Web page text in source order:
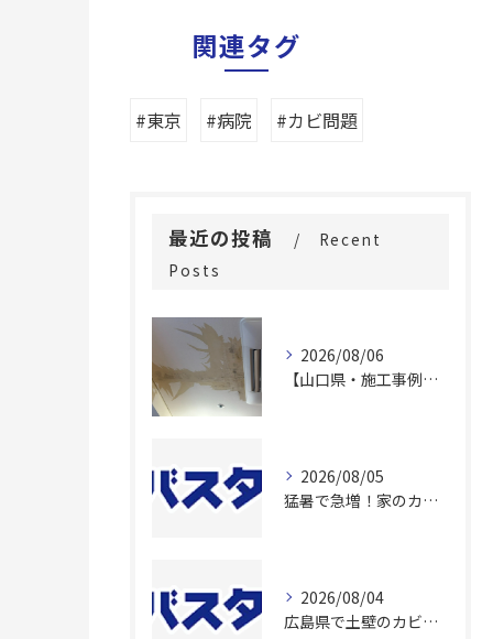
関連タグ
#東京 #病院 #カビ問題
最近の投稿
Recent
Posts
2026/08/06
【山口県・施工事例】老人ホームの内部結露カビを「壊さず除去」！費用と入居者負担を大幅に抑える除カビ工法とは？
2026/08/05
猛暑で急増！家のカビ発生場所とは
2026/08/04
広島県で土壁のカビ除去施工！原因も徹底調査